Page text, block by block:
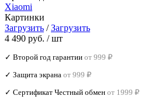
Xiaomi
Картинки
Загрузить /Загрузить
4 490 руб. / шт
✓ Второй год гарантии от 999 ₽
✓ Защита экрана от 999 ₽
✓ Сертификат Честный обмен от 1999 ₽